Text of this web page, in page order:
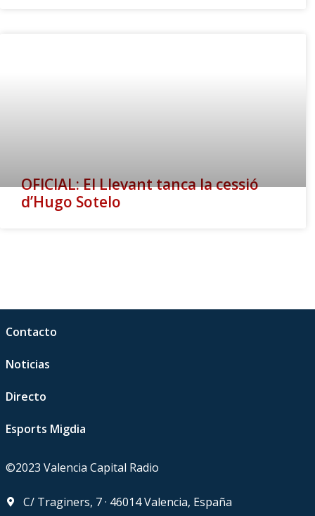
OFICIAL: El Llevant tanca la cessió
d’Hugo Sotelo
Contacto
Noticias
Directo
Esports Migdia
©2023 Valencia Capital Radio
C/ Traginers, 7 · 46014 Valencia, España